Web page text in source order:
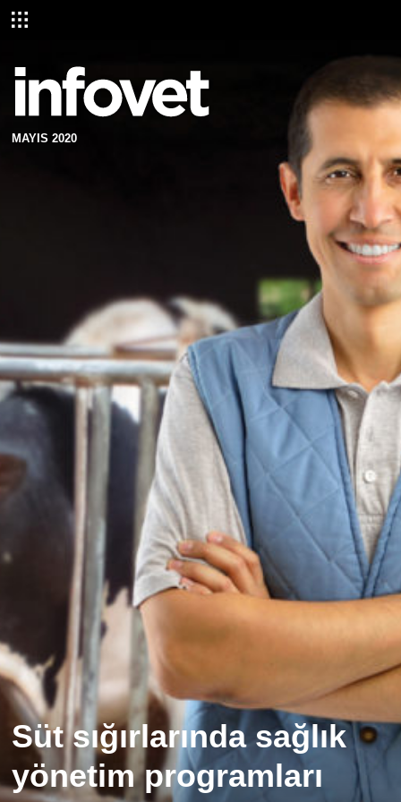
MAYIS 2020
Süt sığırlarında sağlık
yönetim programları